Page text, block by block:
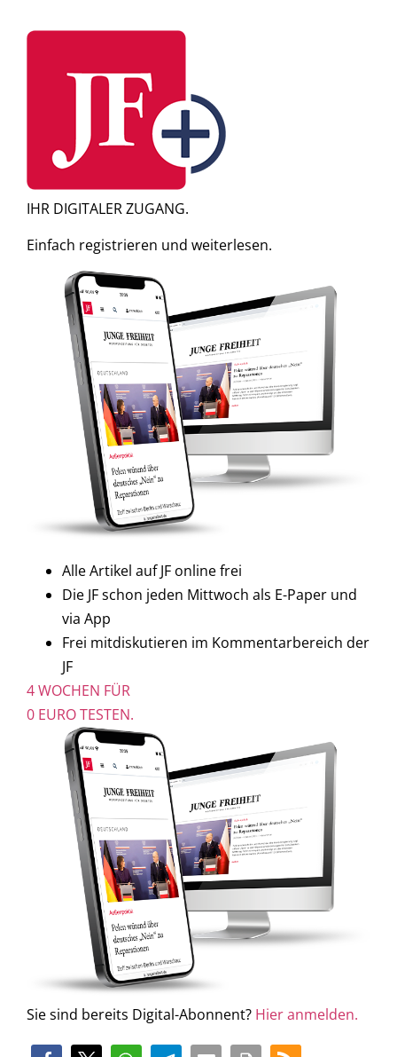
IHR DIGITALER ZUGANG.
Einfach registrieren und weiterlesen.
Alle Artikel auf JF online frei
Die JF schon jeden Mittwoch als E-Paper und
via App
Frei mitdiskutieren im Kommentarbereich der
JF
4 WOCHEN FÜR
0 EURO TESTEN.
Sie sind bereits Digital-Abonnent? Hier anmelden.